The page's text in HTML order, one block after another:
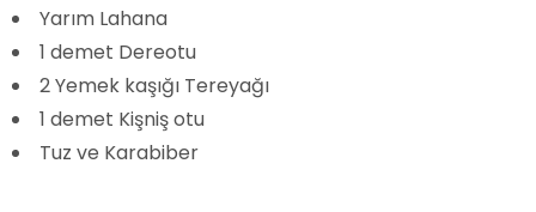
Yarım Lahana
1 demet Dereotu
2 Yemek kaşığı Tereyağı
1 demet Kişniş otu
Tuz ve Karabiber